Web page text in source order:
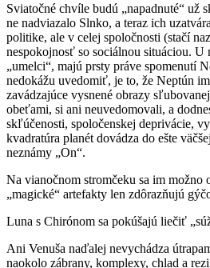
Sviatočné chvíle budú „napadnuté“ už
ne nadviazalo Slnko, a teraz ich
politike, ale v celej spoločnosti (stačí
nespokojnosť so sociálnou situáciou. U
„umelci“, majú prsty práve spomenutí
nedokážu uvedomiť, je to, že Neptún
zavádzajúce vysnené obrazy
obeťami, si ani neuvedomovali, a
skľúčenosti, spoločenskej deprivácie,
kvadratúra planét dovádza do ešte
neznámy „On“.
Na vianočnom stromčeku sa im
„magické“ artefakty len zdôrazňujú
Luna s Chirónom sa pokúšajú liečiť
Ani Venuša naďalej nevychádza
naokolo zábrany, komplexy, chlad a